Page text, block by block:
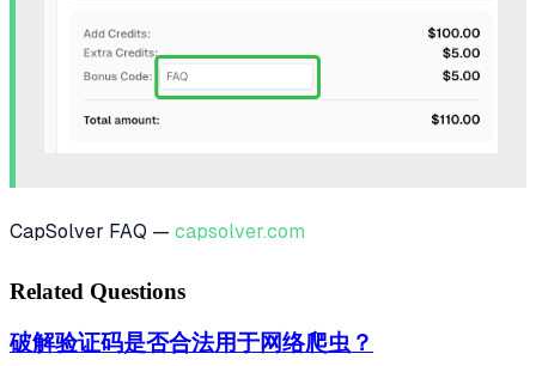
CapSolver FAQ — capsolver.com
Related Questions
破解验证码是否合法用于网络爬虫？